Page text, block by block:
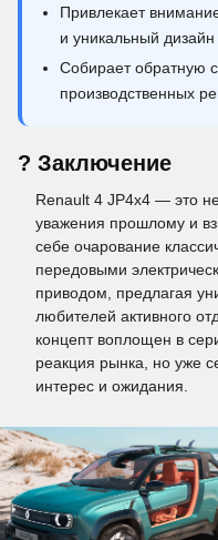
Привлекает
и уникальный дизайн
Собирает обратную
производственных
? Заключение
Renault 4 JP4x4 — это
уважения прошлому и
себе очарование
передовыми
приводом, предлагая
любителей активного
концепт воплощен в
реакция рынка, но уже
интерес и ожидания.